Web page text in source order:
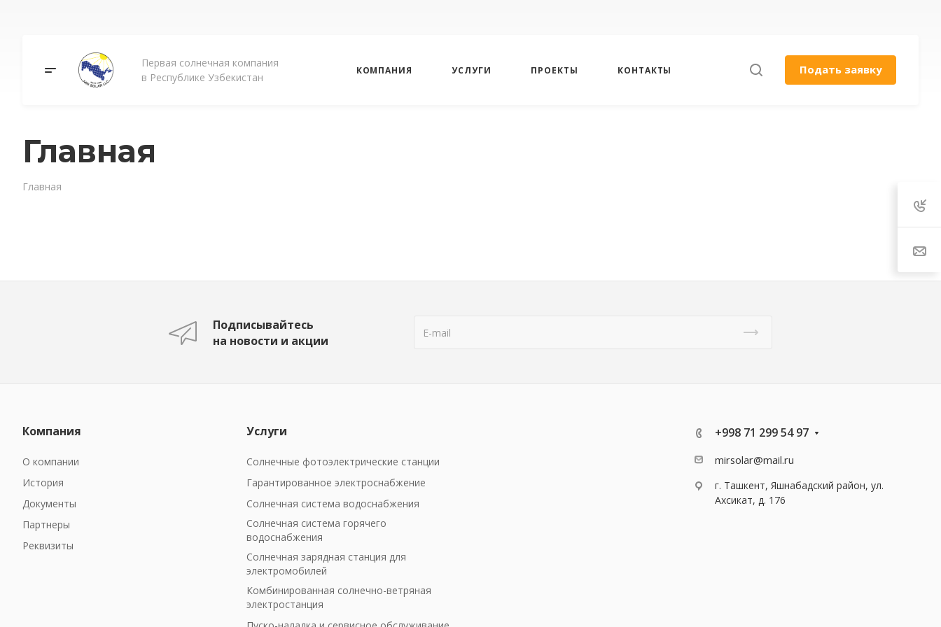
Первая солнечная компания
в Республике Узбекистан
КОМПАНИЯ УСЛУГИ ПРОЕКТЫ КОНТАКТЫ Подать заявку
Главная
Главная
Подписывайтесь
на новости и акции
Компания
О компании
История
Документы
Партнеры
Реквизиты
Услуги
Солнечные фотоэлектрические станции
Гарантированное электроснабжение
Солнечная система водоснабжения
Солнечная система горячего
водоснабжения
Солнечная зарядная станция для
электромобилей
Комбинированная солнечно-ветряная
электростанция
+998 71 299 54 97
mirsolar@mail.ru
г. Ташкент, Яшнабадский район, ул.
Ахсикат, д. 176